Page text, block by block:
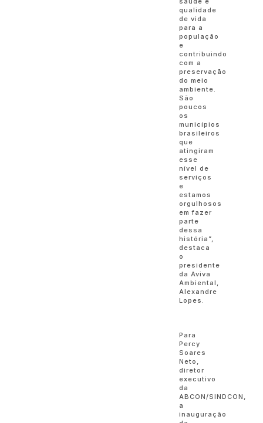
qualidade
de vida
para a
população
e
contribuindo
com a
preservação
do meio
ambiente.
São
poucos
os
municípios
brasileiros
que
atingiram
esse
nível de
serviços
e
estamos
orgulhosos
em fazer
parte
dessa
história”,
destaca
o
presidente
da Aviva
Ambiental,
Alexandre
Lopes.
Para
Percy
Soares
Neto,
diretor
executivo
da
ABCON/SINDCON,
a
inauguração